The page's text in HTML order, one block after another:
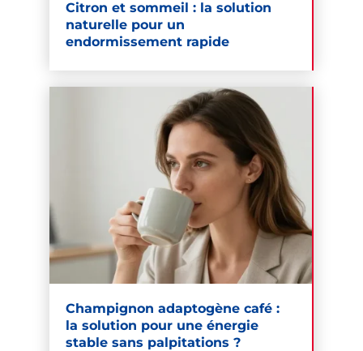
Citron et sommeil : la solution
naturelle pour un
endormissement rapide
Champignon adaptogène café :
la solution pour une énergie
stable sans palpitations ?